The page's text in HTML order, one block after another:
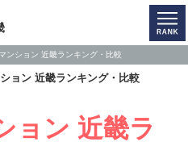
ンション 近畿ランキング・比較
ョン 近畿ランキング・比較
ョン 近畿ラ